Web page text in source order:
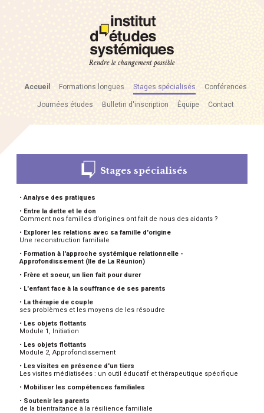
Rendre le changement possible
Accueil Formations longues Stages spécialisés Conférences
Journées études Bulletin d'inscription Équipe Contact
Stages spécialisés
•Analyse des pratiques
• Entre la dette et le don
Comment nos familles d’origines ont fait de nous des aidants ?
• Explorer les relations avec sa famille d'origine
Une reconstruction familiale
• Formation à l'approche systémique relationnelle -
Approfondissement (Ile de La Réunion)
• Frère et soeur, un lien fait pour durer
• L'enfant face à la souffrance de ses parents
• La thérapie de couple
ses problèmes et les moyens de les résoudre
• Les objets flottants
Module 1, Initiation
• Les objets flottants
Module 2, Approfondissement
• Les visites en présence d'un tiers
Les visites médiatisées : un outil éducatif et thérapeutique spécifique
• Mobiliser les compétences familiales
• Soutenir les parents
de la bientraitance à la résilience familiale